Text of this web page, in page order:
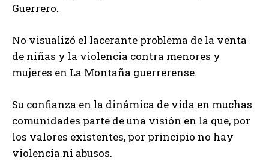
Guerrero.
No visualizó el lacerante problema de la venta
de niñas y la violencia contra menores y
mujeres en La Montaña guerrerense.
Su confianza en la dinámica de vida en muchas
comunidades parte de una visión en la que, por
los valores existentes, por principio no hay
violencia ni abusos.